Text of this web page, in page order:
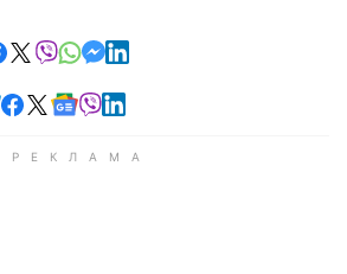
в Telegram
поделиться в Facebook
поделиться в X
отправить в Viber
отправить в Whatsapp
отправить в Messenger
отправить в LinkedIn
Читайте в Telegram
Читайте в Facebook
Читайте в X
Читайте в Google news
Читайте в Viber
Читайте в LinkedIn